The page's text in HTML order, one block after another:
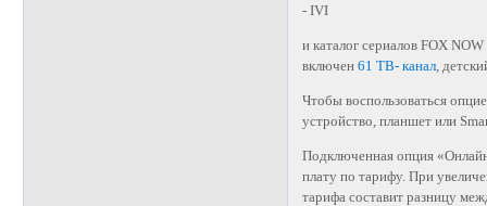
- IVI
и каталог сериалов FOX
включен61 ТВ- канал,
Чтобы воспользоваться
устройство, планшет или
Подключенная опция
плату по тарифу. При
тарифа составит разницу